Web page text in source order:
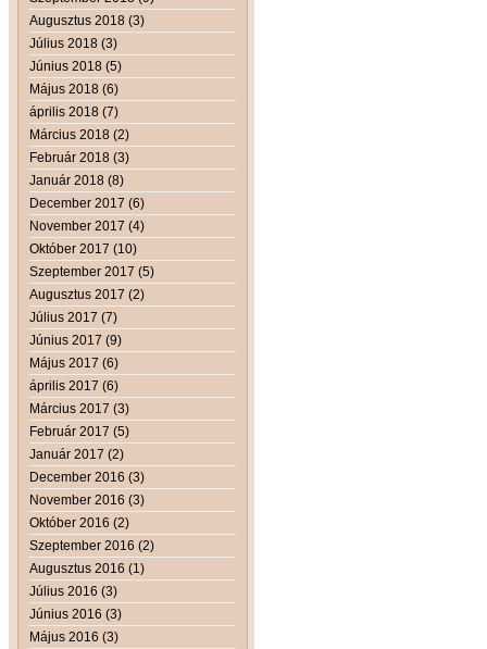
Augusztus 2018 (3)
Július 2018 (3)
Június 2018 (5)
Május 2018 (6)
április 2018 (7)
Március 2018 (2)
Február 2018 (3)
Január 2018 (8)
December 2017 (6)
November 2017 (4)
Október 2017 (10)
Szeptember 2017 (5)
Augusztus 2017 (2)
Július 2017 (7)
Június 2017 (9)
Május 2017 (6)
április 2017 (6)
Március 2017 (3)
Február 2017 (5)
Január 2017 (2)
December 2016 (3)
November 2016 (3)
Október 2016 (2)
Szeptember 2016 (2)
Augusztus 2016 (1)
Július 2016 (3)
Június 2016 (3)
Május 2016 (3)